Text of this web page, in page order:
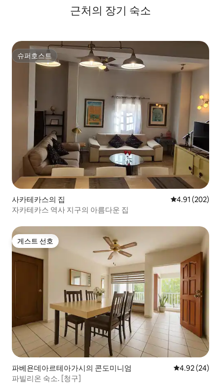
근처의 장기 숙소
슈퍼호스트
슈퍼호스트
사카테카스의 집 평점 4.91점(5
4.91 (202)
자카테카스 역사 지구의 아름다운 집
게스트 선호
게스트 선호
파베욘데아르테아가시의 콘도미니엄 평점 4.92점(5
4.92 (24)
파빌리온 숙소. [청구]